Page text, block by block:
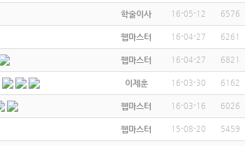
학술이사 16-05-12 6576
웹마스터 16-04-27 6261
웹마스터 16-04-27 6821
이제훈 16-03-30 6162
웹마스터 16-03-16 6026
웹마스터 15-08-20 5459